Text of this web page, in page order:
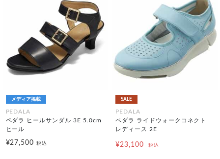
メディア掲載
PEDALA
ペダラ ヒールサンダル 3E 5.0cm
ヒール
¥27,500税込
SALE
PEDALA
ペダラ ライドウォークコネクト
レディース 2E
¥23,100 税込